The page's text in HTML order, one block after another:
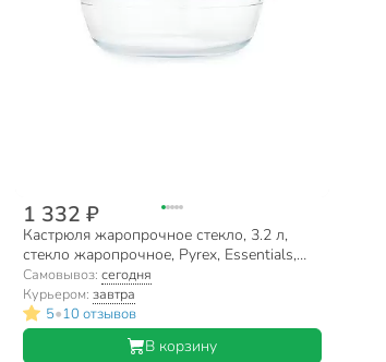
1 332 ₽
Кастрюля жаропрочное стекло, 3.2 л,
стекло жаропрочное, Pyrex, Essentials,
208A000N/2022
Самовывоз:сегодня
Курьером:завтра
5•10 отзывов
В корзину